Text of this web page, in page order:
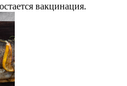
вакцинация.